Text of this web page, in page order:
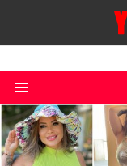
MOST
VIEWED
STORIES